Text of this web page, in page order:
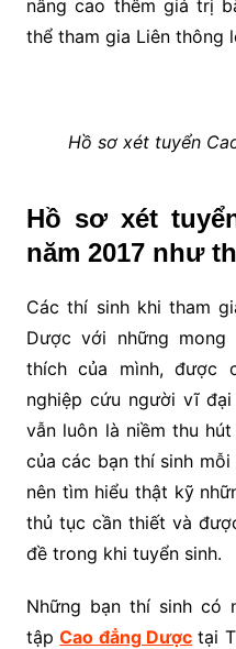
nâng cao thêm giá trị
thể tham gia Liên thông
Hồ sơ xét tuyển
Hồ sơ xét
năm 2017 như
Các thí sinh khi tham
Dược với những mong
thích của mình, được
nghiệp cứu người vĩ
vẫn luôn là niềm thu
của các bạn thí sinh
nên tìm hiểu thật kỹ
thủ tục cần thiết và
đề trong khi tuyển sinh.
Những bạn thí sinh có
tậpCao đẳng Dượctại